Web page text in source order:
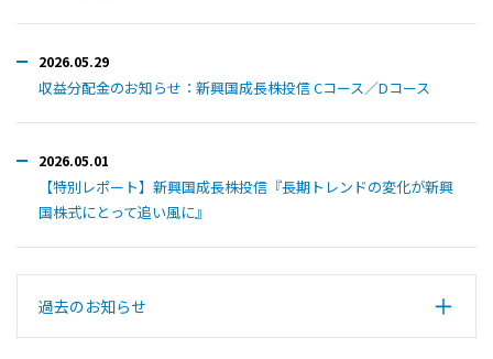
2026.05.29
収益分配金のお知らせ：新興国成長株投信 Cコース／Dコース
2026.05.01
【特別レポート】新興国成長株投信『長期トレンドの変化が新興
国株式にとって追い風に』
過去のお知らせ